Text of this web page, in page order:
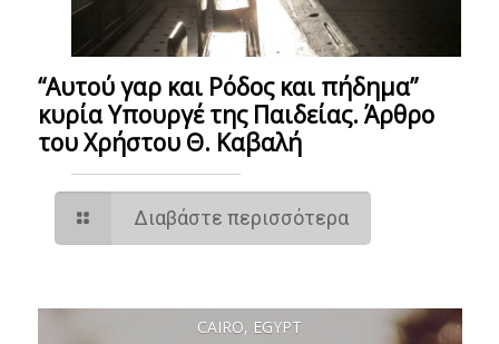
“Αυτού γαρ και Ρόδος και πήδημα”
κυρία Υπουργέ της Παιδείας. Άρθρο
του Χρήστου Θ. Καβαλή
Διαβάστε περισσότερα
CAIRO, EGYPT